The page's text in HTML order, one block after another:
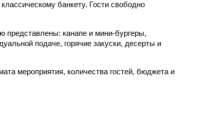
банкету. Гости свободно
канапе и мини-бургеры,
подаче, горячие закуски, десерты и
мероприятия, количества гостей, бюджета и